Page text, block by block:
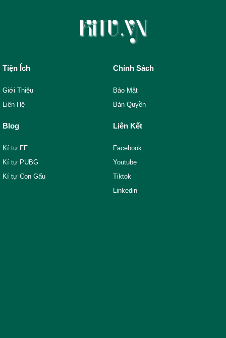
Tiện Ích
Giới Thiệu
Liên Hệ
Chính Sách
Bảo Mật
Bản Quyền
Blog
Kí tự FF
Kí tự PUBG
Kí tự Con Gấu
Liên Kết
Facebook
Youtube
Tiktok
Linkedin